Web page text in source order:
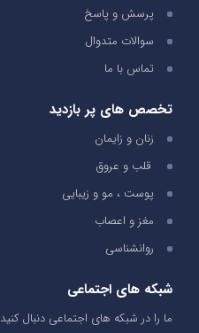
پرسش و پاسخ
سوالات متدوال
تماس با ما
تخصص های پر بازدید
زنان و زایمان
قلب و عروق
پوست ، مو و زیبایی
مغز و اعصاب
روانشناسی
شبکه های اجتماعی
ما را در شبکه های اجتماعی دنبال کنید